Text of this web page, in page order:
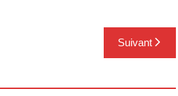
Suivant